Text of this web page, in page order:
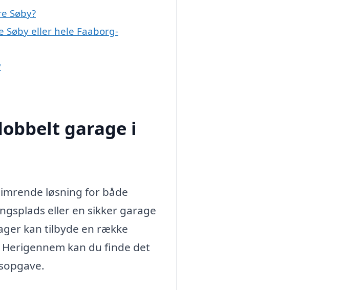
Søby?
eller hele Faaborg-
garage i
løsning for både
eller en sikker garage
kan tilbyde en række
kan du finde det